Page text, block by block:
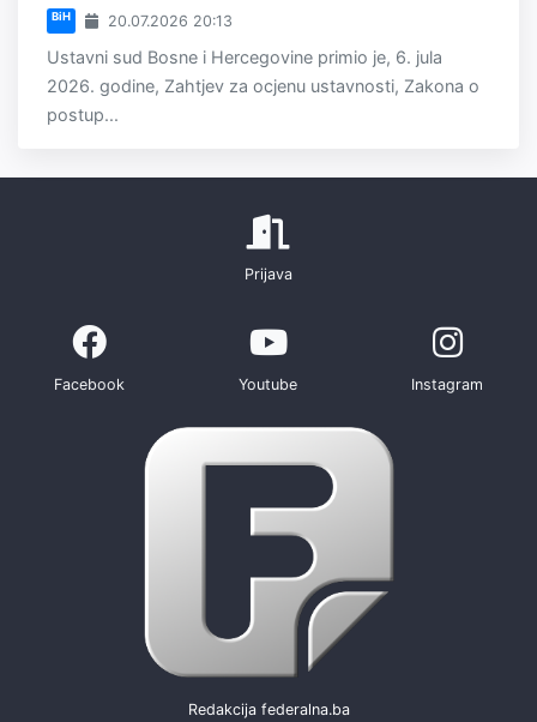
BiH 20.07.2026 20:13
Ustavni sud Bosne i Hercegovine primio je, 6. jula
2026. godine, Zahtjev za ocjenu ustavnosti, Zakona o
postup...
Prijava
Facebook Youtube Instagram
Redakcija federalna.ba